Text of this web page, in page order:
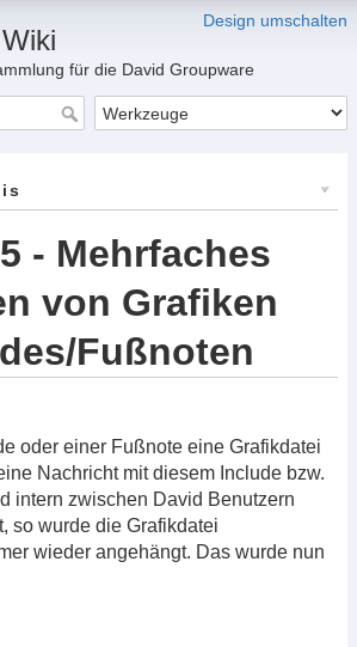
Design umschalten
für die David Groupware
- Mehrfaches
von Grafiken
Fußnoten
oder einer Fußnote eine Grafikdatei
Nachricht mit diesem Include bzw.
intern zwischen David Benutzern
so wurde die Grafikdatei
wieder angehängt. Das wurde nun